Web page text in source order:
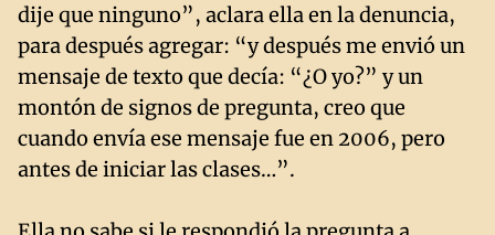
dije que ninguno”, aclara ella en la denuncia,
para después agregar: “y después me envió un
mensaje de texto que decía: “¿O yo?” y un
montón de signos de pregunta, creo que
cuando envía ese mensaje fue en 2006, pero
antes de iniciar las clases…”.